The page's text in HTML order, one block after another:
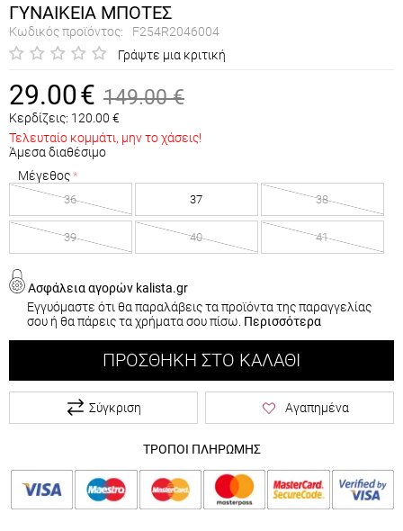
ΓΥΝΑΙΚΕΙΑ ΜΠΟΤΕΣ
Κωδικός προϊόντος:
F254R2046004
Γράψτε μια κριτική
29.00€ 149.00 €
Κερδίζεις: 120.00 €
Τελευταίο κομμάτι, μην το χάσεις!
Άμεσα διαθέσιμο
Μέγεθος
36 37 38
39 40 41
Ασφάλεια αγορών kalista.gr
Εγγυόμαστε ότι θα παραλάβεις τα προϊόντα της παραγγελίας
σου ή θα πάρεις τα χρήματα σου πίσω. Περισσότερα
ΠΡΟΣΘΉΚΗ ΣΤΟ ΚΑΛΆΘΙ
Σύγκριση Αγαπημένα
ΤΡΟΠΟΙ ΠΛΗΡΩΜΗΣ